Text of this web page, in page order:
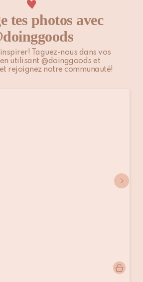
tes photos avec
Taguez-nous dans vos
utilisant @doinggoods et
rejoignez notre communauté!